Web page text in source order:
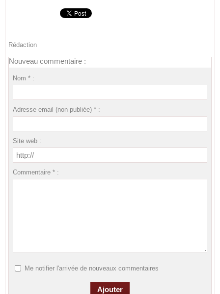
Rédaction
Nouveau commentaire :
Nom * :
Adresse email (non publiée) * :
Site web :
Commentaire * :
Me notifier l'arrivée de nouveaux commentaires